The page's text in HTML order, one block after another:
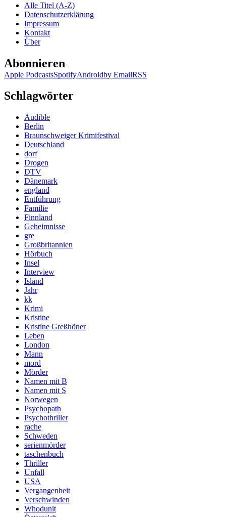
Alle Titel (A-Z)
Datenschutzerklärung
Impressum
Kontakt
Über
Abonnieren
Apple PodcastsSpotifyAndroidby EmailRSS
Schlagwörter
Audible
Berlin
Braunschweiger Krimifestival
Deutschland
dorf
Drogen
DTV
Dänemark
england
Entführung
Familie
Finnland
Geheimnisse
gre
Großbritannien
Hörbuch
Insel
Interview
Island
Jahr
kk
Krimi
Kristine
Kristine Greßhöner
Leben
London
Mann
mord
Mörder
Namen mit B
Namen mit S
Norwegen
Psychopath
Psychothriller
rache
Schweden
serienmörder
taschenbuch
Thriller
Unfall
USA
Vergangenheit
Verschwinden
Whodunit